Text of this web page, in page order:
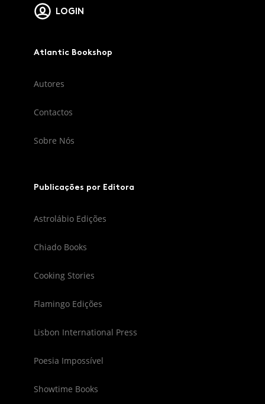
LOGIN
Atlantic Bookshop
Autores
Contactos
Sobre Nós
Publicações por Editora
Astrolábio Edições
Chiado Books
Cooking Stories
Flamingo Edições
Lisbon International Press
Poesia Impossível
Showtime Books